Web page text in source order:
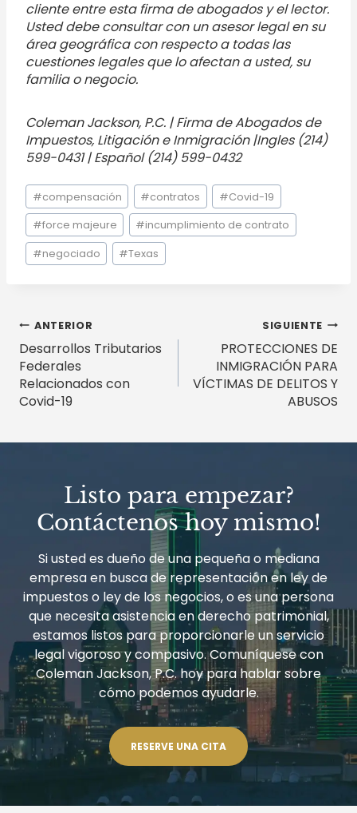
cliente entre esta firma de abogados y el lector.
Usted debe consultar con un asesor legal en su
área geográfica con respecto a todas las
cuestiones legales que lo afectan a usted, su
familia o negocio.
Coleman Jackson, P.C. | Firma de Abogados de
Impuestos, Litigación e Inmigración |Ingles (214)
599-0431 | Español (214) 599-0432
Etiquetas
de
la
entrada:
#compensación #contratos #Covid-19
#force majeure #incumplimiento de contrato
#negociado #Texas
Navegación
de
entradas
ANTERIOR
Desarrollos Tributarios
Federales
Relacionados con
Covid-19
SIGUIENTE
PROTECCIONES DE
INMIGRACIÓN PARA
VÍCTIMAS DE DELITOS Y
ABUSOS
Listo para empezar?
Contáctenos hoy mismo!
Si usted es dueño de una pequeña o mediana
empresa en busca de representación en ley de
impuestos o ley de los negocios, o es una persona
que necesita asistencia en derecho patrimonial,
estamos listos para proporcionarle un servicio
legal vigoroso y compasivo. Comuníquese con
Coleman Jackson, P.C. hoy para hablar sobre
cómo podemos ayudarle.
RESERVE UNA CITA